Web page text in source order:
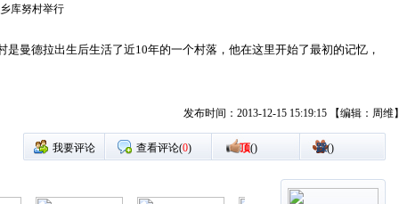
曼德拉出生后生活了近10年的一个村落，他在这里开始了最初的记忆，
发布时间：2013-12-15 15:19:15 【编辑：周维】
我要评论 查看评论(0) 顶() 踩()